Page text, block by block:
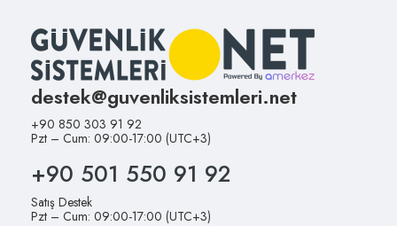
destek@guvenliksistemleri.net
+90 850 303 91 92
Pzt – Cum: 09:00-17:00 (UTC+3)
+90 501 550 91 92
Satış Destek
Pzt – Cum: 09:00-17:00 (UTC+3)